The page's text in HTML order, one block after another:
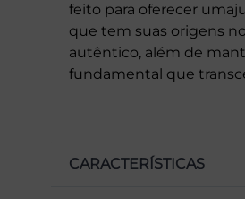
feito para oferecer
que tem suas origens
autêntico, além de
fundamental que
CARACTERÍSTICAS